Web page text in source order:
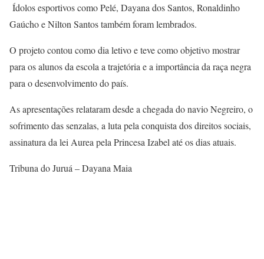
Ídolos esportivos como Pelé, Dayana dos Santos, Ronaldinho
Gaúcho e Nilton Santos também foram lembrados.
O projeto contou como dia letivo e teve como objetivo mostrar
para os alunos da escola a trajetória e a importância da raça negra
para o desenvolvimento do país.
As apresentações relataram desde a chegada do navio Negreiro, o
sofrimento das senzalas, a luta pela conquista dos direitos sociais,
assinatura da lei Aurea pela Princesa Izabel até os dias atuais.
Tribuna do Juruá – Dayana Maia